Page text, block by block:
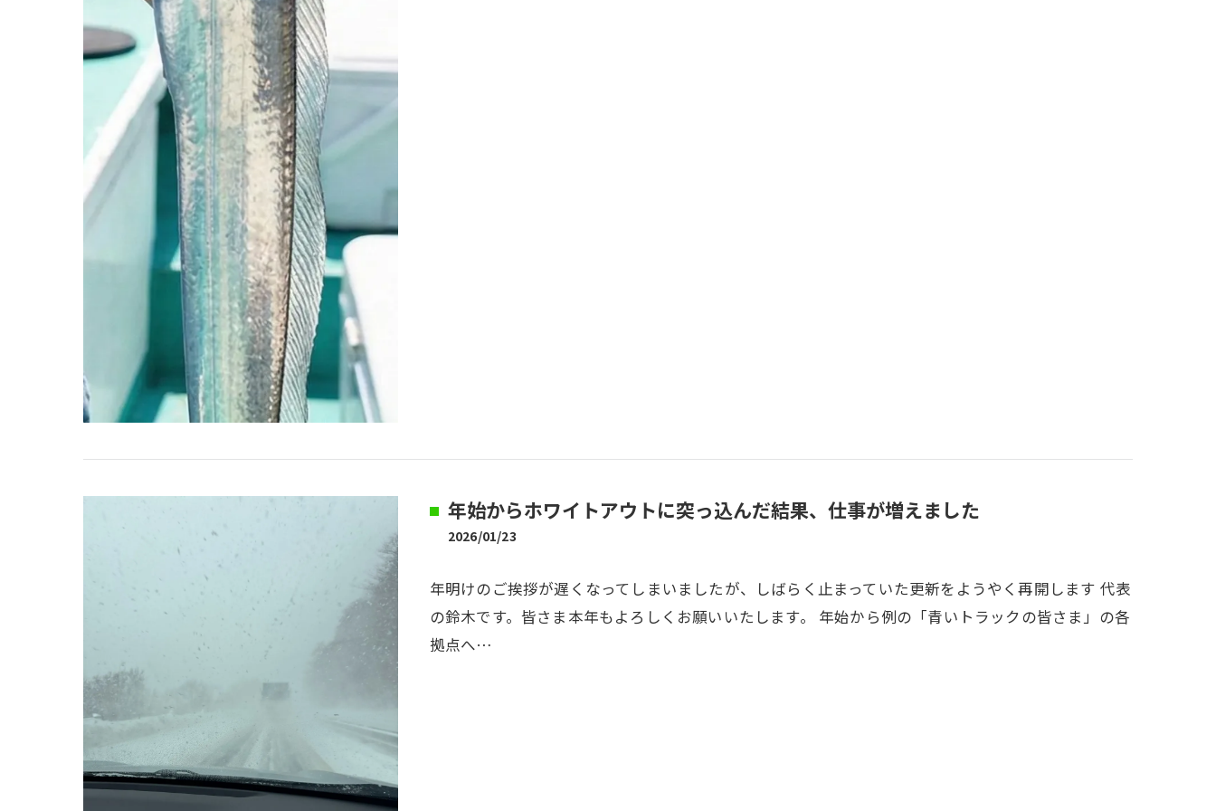
年始からホワイトアウトに突っ込んだ結果、仕事が増えました
2026/01/23
年明けのご挨拶が遅くなってしまいましたが、しばらく止まっていた更新をようやく再開します 代表
の鈴木です。皆さま本年もよろしくお願いいたします。 年始から例の「青いトラックの皆さま」の各
拠点へ…